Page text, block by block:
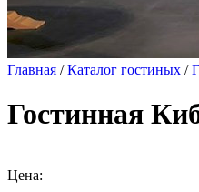
Главная /Каталог гостиных /
Гостинная
Цена: